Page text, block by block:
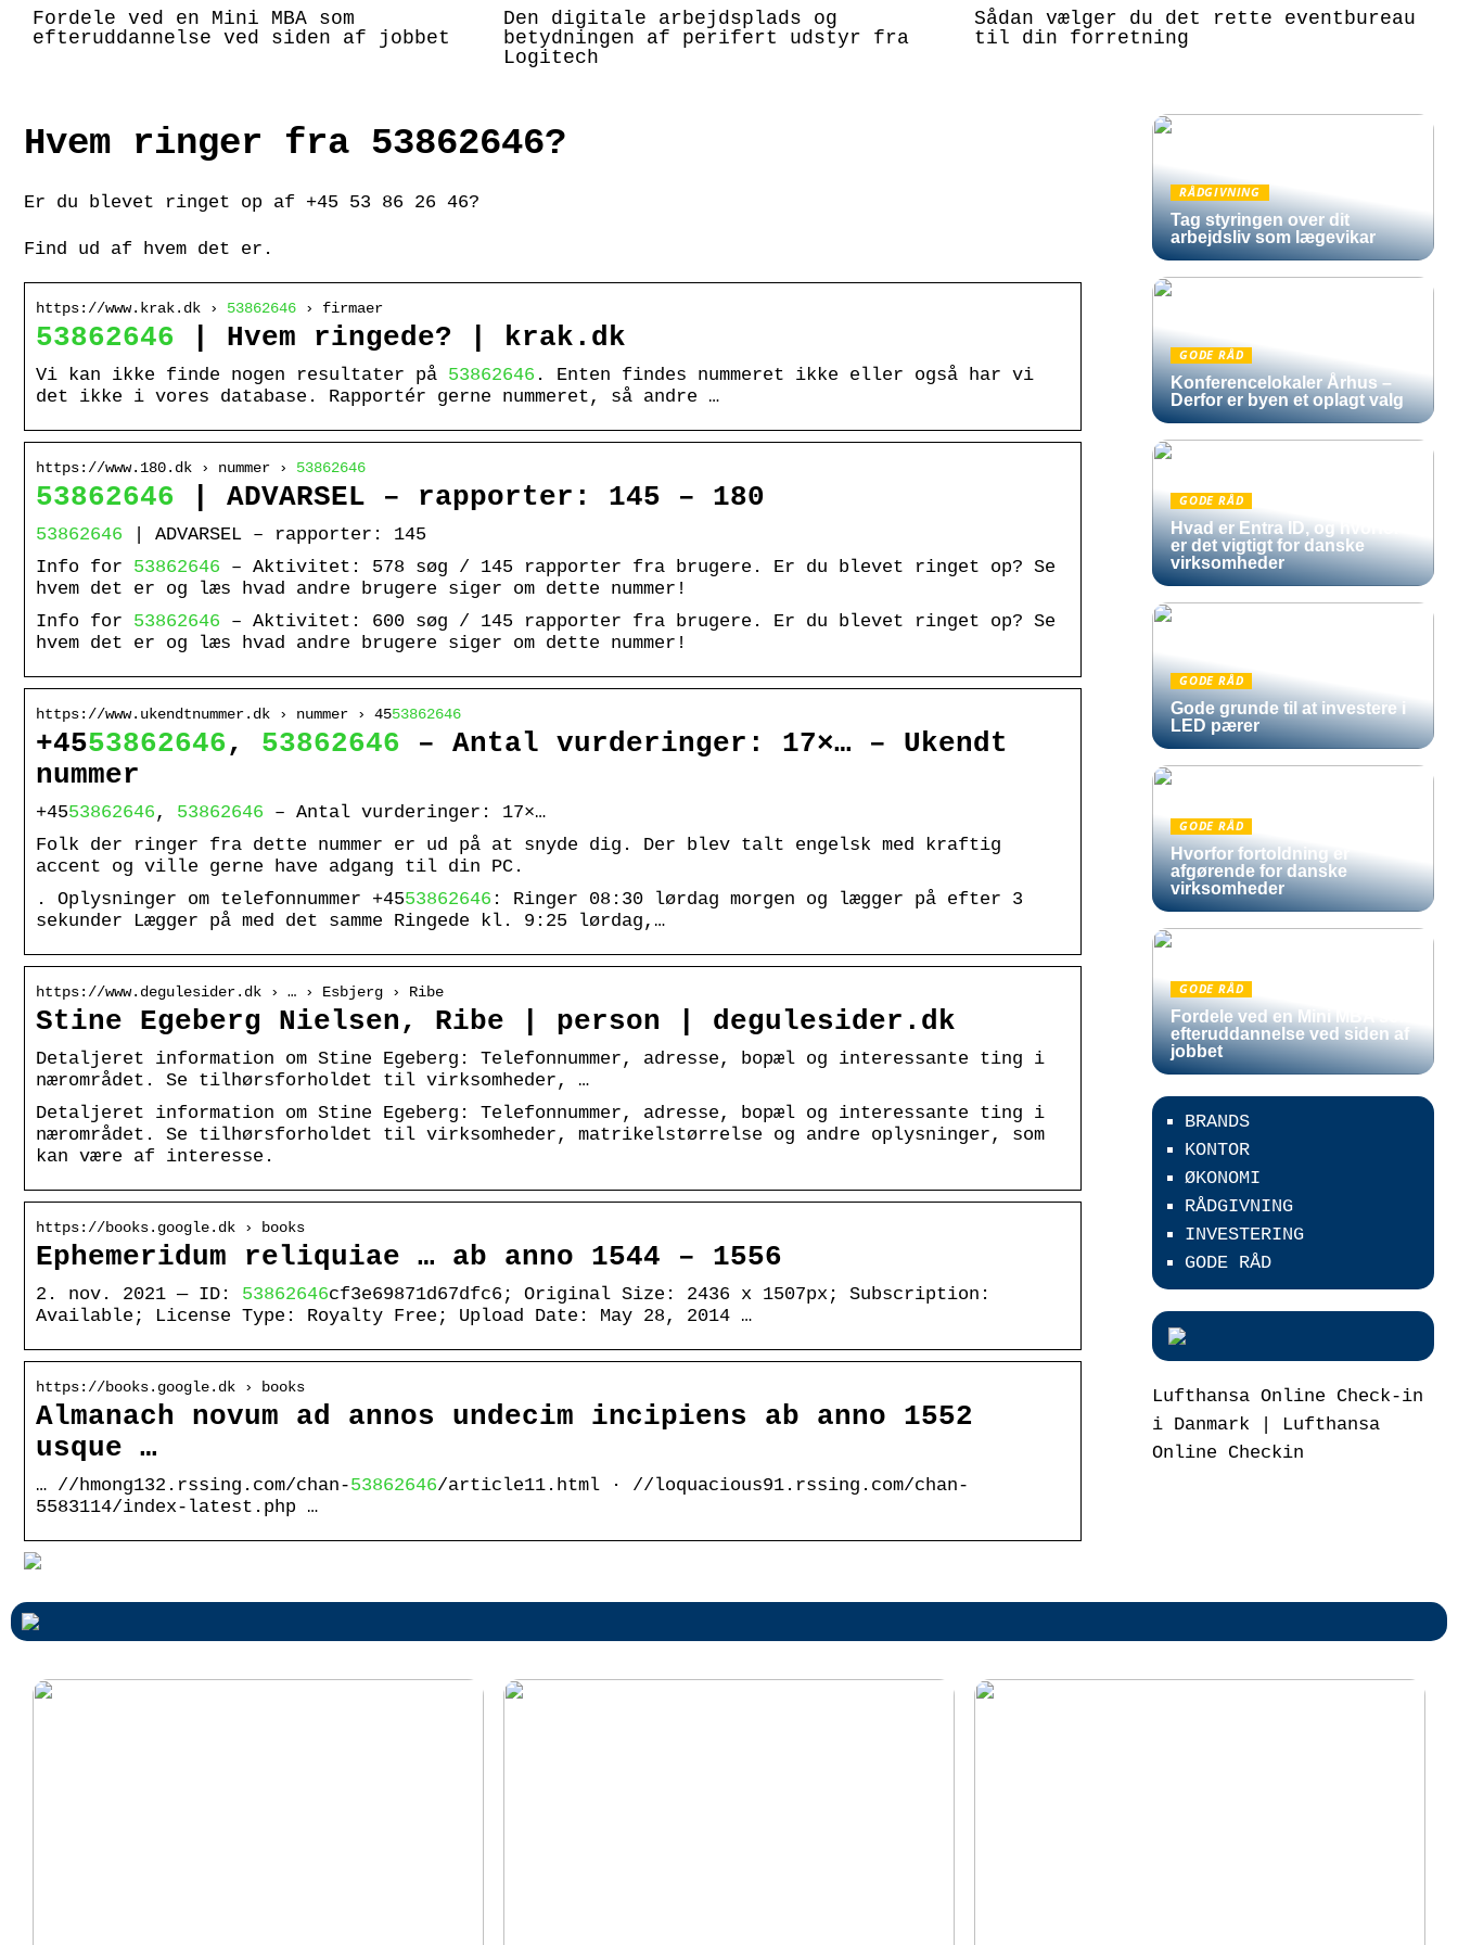
Fordele ved en Mini MBA som
efteruddannelse ved siden af jobbet
Den digitale arbejdsplads og
betydningen af perifert udstyr fra
Logitech
Sådan vælger du det rette eventbureau
til din forretning
Hvem ringer fra 53862646?
Er du blevet ringet op af +45 53 86 26 46?
Find ud af hvem det er.
https://www.krak.dk › 53862646 › firmaer
53862646 | Hvem ringede? | krak.dk
Vi kan ikke finde nogen resultater på 53862646 . Enten findes nummeret ikke eller også har vi
det ikke i vores database. Rapportér gerne nummeret, så andre …
https://www.180.dk › nummer › 53862646
53862646 | ADVARSEL – rapporter: 145 – 180
53862646 | ADVARSEL – rapporter: 145
Info for 53862646 – Aktivitet: 578 søg / 145 rapporter fra brugere. Er du blevet ringet op? Se
hvem det er og læs hvad andre brugere siger om dette nummer!
Info for 53862646 – Aktivitet: 600 søg / 145 rapporter fra brugere. Er du blevet ringet op? Se
hvem det er og læs hvad andre brugere siger om dette nummer!
https://www.ukendtnummer.dk › nummer › 4553862646
+4553862646, 53862646 – Antal vurderinger: 17×… – Ukendt
nummer
+4553862646 , 53862646 – Antal vurderinger: 17×…
Folk der ringer fra dette nummer er ud på at snyde dig. Der blev talt engelsk med kraftig
accent og ville gerne have adgang til din PC.
. Oplysninger om telefonnummer +4553862646 : Ringer 08:30 lørdag morgen og lægger på efter 3
sekunder Lægger på med det samme Ringede kl. 9:25 lørdag,…
https://www.degulesider.dk › … › Esbjerg › Ribe
Stine Egeberg Nielsen, Ribe | person | degulesider.dk
Detaljeret information om Stine Egeberg: Telefonnummer, adresse, bopæl og interessante ting i
nærområdet. Se tilhørsforholdet til virksomheder, …
Detaljeret information om Stine Egeberg: Telefonnummer, adresse, bopæl og interessante ting i
nærområdet. Se tilhørsforholdet til virksomheder, matrikelstørrelse og andre oplysninger, som
kan være af interesse.
https://books.google.dk › books
Ephemeridum reliquiae … ab anno 1544 – 1556
2. nov. 2021 — ID: 53862646cf3e69871d67dfc6; Original Size: 2436 x 1507px; Subscription:
Available; License Type: Royalty Free; Upload Date: May 28, 2014 …
https://books.google.dk › books
Almanach novum ad annos undecim incipiens ab anno 1552
usque …
… //hmong132.rssing.com/chan-53862646/article11.html · //loquacious91.rssing.com/chan-
5583114/index-latest.php …
RÅDGIVNING
Tag styringen over dit
arbejdsliv som lægevikar
GODE RÅD
Konferencelokaler Århus –
Derfor er byen et oplagt valg
GODE RÅD
Hvad er Entra ID, og hvorfor
er det vigtigt for danske
virksomheder
GODE RÅD
Gode grunde til at investere i
LED pærer
GODE RÅD
Hvorfor fortoldning er
afgørende for danske
virksomheder
GODE RÅD
Fordele ved en Mini MBA som
efteruddannelse ved siden af
jobbet
BRANDS
KONTOR
ØKONOMI
RÅDGIVNING
INVESTERING
GODE RÅD
Lufthansa Online Check-in
i Danmark | Lufthansa
Online Checkin